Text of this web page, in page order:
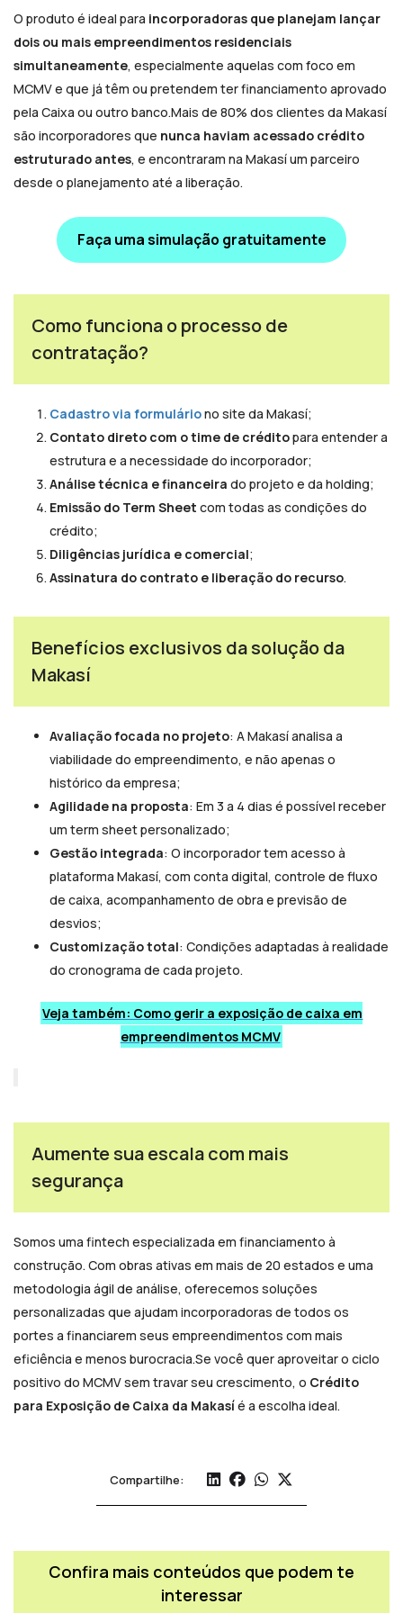
O produto é ideal para incorporadoras que planejam lançar
dois ou mais empreendimentos residenciais
simultaneamente, especialmente aquelas com foco em
MCMV e que já têm ou pretendem ter financiamento aprovado
pela Caixa ou outro banco.Mais de 80% dos clientes da Makasí
são incorporadores que nunca haviam acessado crédito
estruturado antes, e encontraram na Makasí um parceiro
desde o planejamento até a liberação.
Faça uma simulação gratuitamente
Como funciona o processo de
contratação?
Cadastro via formuláriono site da Makasí;
Contato direto com o time de créditopara entender a
estrutura e a necessidade do incorporador;
Análise técnica e financeira do projeto e da holding;
Emissão do Term Sheet com todas as condições do
crédito;
Diligências jurídica e comercial;
Assinatura do contrato e liberação do recurso.
Benefícios exclusivos da solução da
Makasí
Avaliação focada no projeto: A Makasí analisa a
viabilidade do empreendimento, e não apenas o
histórico da empresa;
Agilidade na proposta: Em 3 a 4 dias é possível receber
um term sheet personalizado;
Gestão integrada: O incorporador tem acesso à
plataforma Makasí, com conta digital, controle de fluxo
de caixa, acompanhamento de obra e previsão de
desvios;
Customização total: Condições adaptadas à realidade
do cronograma de cada projeto.
Veja também: Como gerir a exposição de caixa em
empreendimentos MCMV
Aumente sua escala com mais
segurança
Somos uma fintech especializada em financiamento à
construção. Com obras ativas em mais de 20 estados e uma
metodologia ágil de análise, oferecemos soluções
personalizadas que ajudam incorporadoras de todos os
portes a financiarem seus empreendimentos com mais
eficiência e menos burocracia.Se você quer aproveitar o ciclo
positivo do MCMV sem travar seu crescimento, o Crédito
para Exposição de Caixa da Makasíé a escolha ideal.
Compartilhe:
Confira mais conteúdos que podem te
interessar